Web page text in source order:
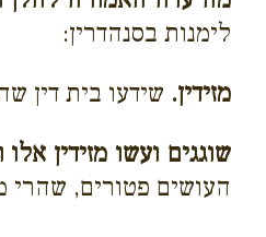
לימנות בסנהדרין:
מזידין. שידעו בית דין
שוגגים ועשו מזידין
העושים פטורים, שהרי